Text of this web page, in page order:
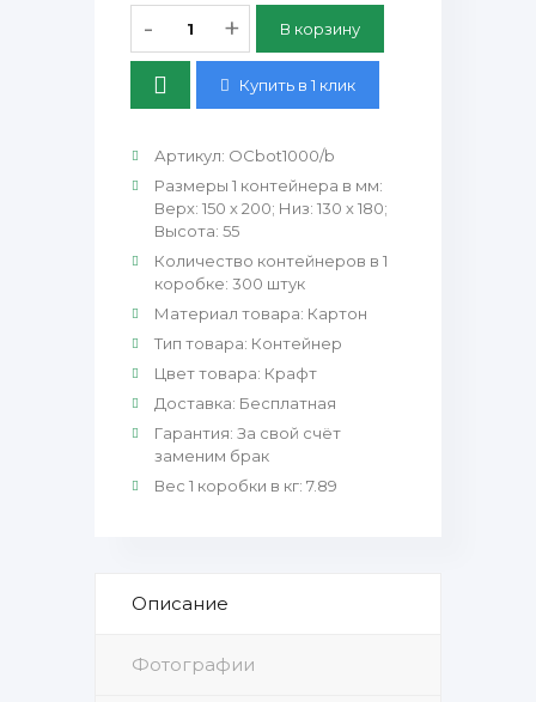
- +
Купить в 1 клик
Артикул: OCbot1000/b
Размеры 1 контейнера в мм:
Верх: 150 х 200; Низ: 130 х 180;
Высота: 55
Количество контейнеров в 1
коробке: 300 штук
Материал товара: Картон
Тип товара: Контейнер
Цвет товара: Крафт
Доставка: Бесплатная
Гарантия: За свой счёт
заменим брак
Вес 1 коробки в кг: 7.89
Описание
Фотографии